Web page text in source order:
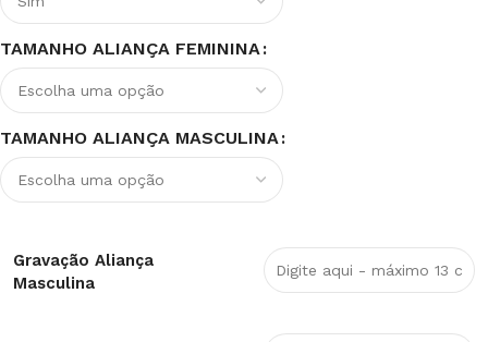
TAMANHO ALIANÇA FEMININA
TAMANHO ALIANÇA MASCULINA
Gravação Aliança
Masculina